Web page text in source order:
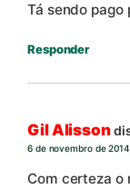
Tá sendo
Responder
Gil Alisson
6 de novembro de
Com certeza o